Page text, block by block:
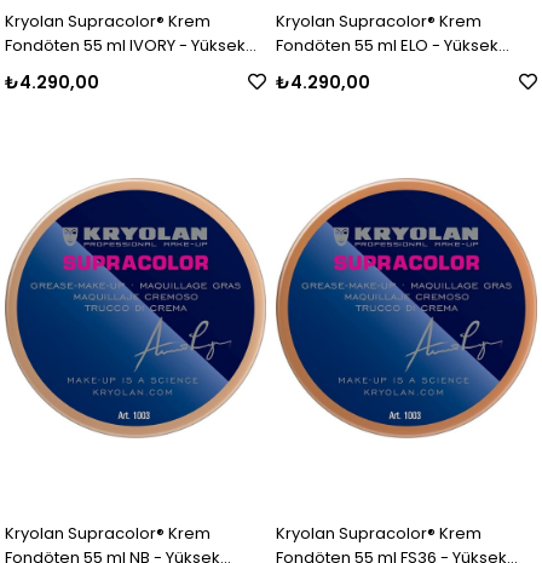
Kryolan Supracolor® Krem
Fondöten 55 ml IVORY - Yüksek
Kapatıcı Özellikli Makyaj Ürünü
₺4.290,00
Kryolan Supracolor® Krem
Fondöten 55 ml ELO - Yüksek
Kapatıcı Özellikli Makyaj Ürünü
₺4.290,00
Kryolan Supracolor® Krem
Fondöten 55 ml NB - Yüksek
Kryolan Supracolor® Krem
Fondöten 55 ml FS36 - Yüksek